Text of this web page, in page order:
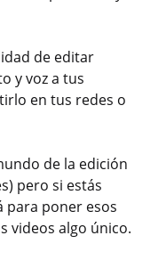
de editar
y voz a tus
en tus redes o
de la edición
pero si estás
para poner esos
videos algo único.